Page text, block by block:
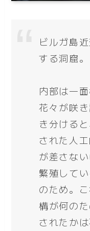
ビルガ島
する洞窟。
内部は一
花々が咲
き分ける
された人
が差さな
繁殖して
のため。
構が何の
されたか